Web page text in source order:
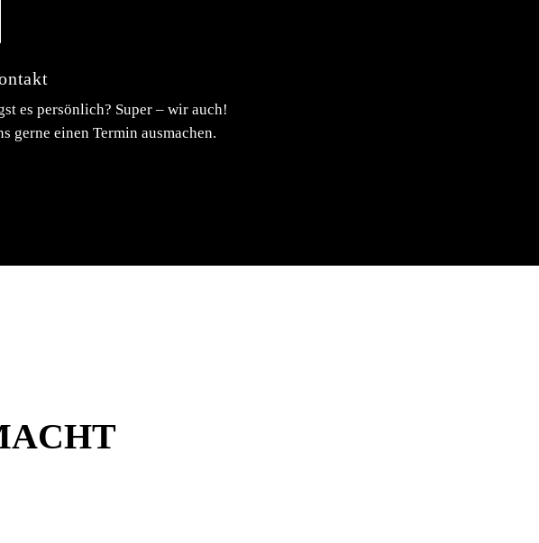
es persönlich? Super – wir auch!
gerne einen Termin ausmachen.